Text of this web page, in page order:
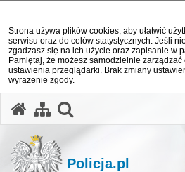
Strona używa plików cookies, aby ułatwić
serwisu oraz do celów statystycznych. Jeśli
zgadzasz się na ich użycie oraz zapisanie w
Pamiętaj, że możesz samodzielnie
ustawienia przeglądarki. Brak zmiany
wyrażenie zgody.
Policja.pl